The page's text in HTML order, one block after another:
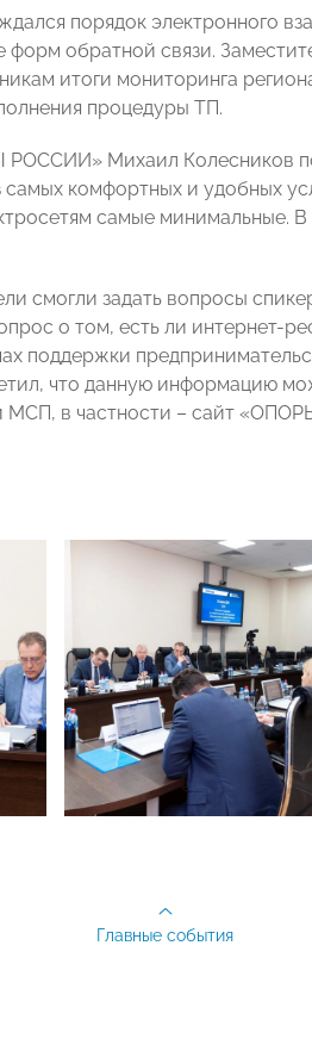
порядок электронного
форм обратной связи.
итоги мониторинга
процедуры ТП.
Михаил Колесников
самых комфортных и удобных
самые минимальные.
смогли задать вопросы
о том, есть ли интернет-
поддержки
что данную информацию
МСП, в частности – сайт
Главные события